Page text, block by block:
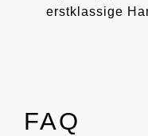
erstklassige
FAQ